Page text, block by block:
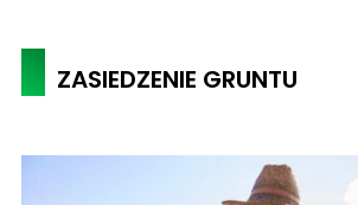
ZASIEDZENIE GRUNTU